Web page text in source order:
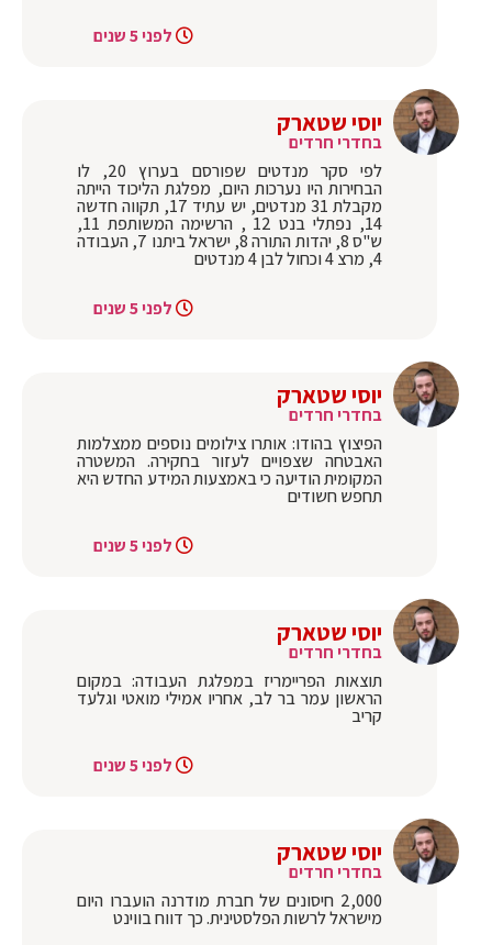
לפני 5 שנים
יוסי שטארק
בחדרי חרדים
לפי סקר מנדטים שפורסם בערוץ 20, לו
הבחירות היו נערכות היום, מפלגת הליכוד הייתה
מקבלת 31 מנדטים, יש עתיד 17, תקווה חדשה
14, נפתלי בנט 12 , הרשימה המשותפת 11,
ש"ס 8, יהדות התורה 8, ישראל ביתנו 7, העבודה
4, מרצ 4 וכחול לבן 4 מנדטים
לפני 5 שנים
יוסי שטארק
בחדרי חרדים
הפיצוץ בהודו: אותרו צילומים נוספים ממצלמות
האבטחה שצפויים לעזור בחקירה. המשטרה
המקומית הודיעה כי באמצעות המידע החדש היא
תחפש חשודים
לפני 5 שנים
יוסי שטארק
בחדרי חרדים
תוצאות הפריימריז במפלגת העבודה: במקום
הראשון עמר בר לב, אחריו אמילי מואטי וגלעד
קריב
לפני 5 שנים
יוסי שטארק
בחדרי חרדים
2,000 חיסונים של חברת מודרנה הועברו היום
מישראל לרשות הפלסטינית. כך דווח בווינט